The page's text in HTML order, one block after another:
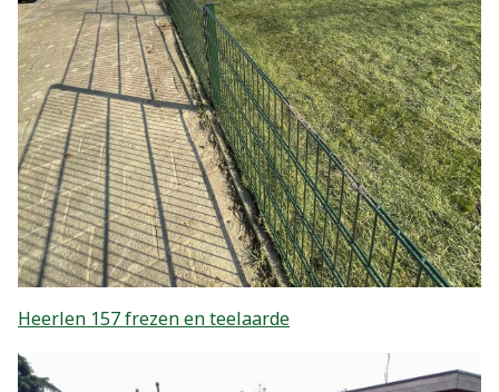
Heerlen 157 frezen en teelaarde